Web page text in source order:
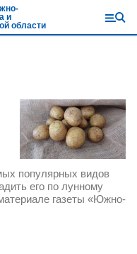
и
области
популярных видов
его по лунному
газеты «Южно-